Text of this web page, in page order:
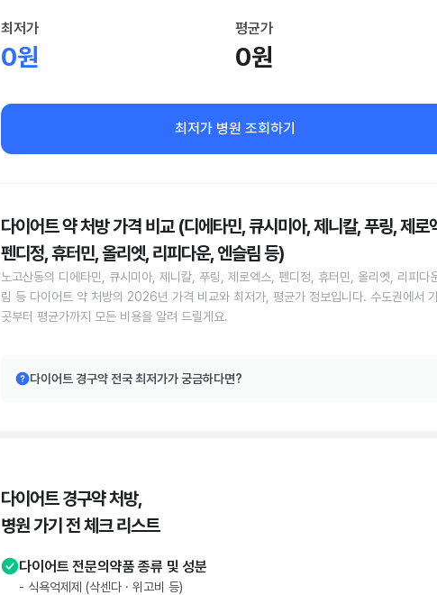
최저가
0원
평균가
0원
최저가 병원 조회하기
다이어트 약 처방 가격 비교 (디에타민, 큐시미아, 제니칼, 푸링, 제로
펜디정, 휴터민, 올리엣, 리피다운, 엔슬림 등)
노고산동의 디에타민, 큐시미아, 제니칼, 푸링, 제로엑스, 펜디정, 휴터민, 올리엣, 리피다
림 등 다이어트 약 처방의 2026년 가격 비교와 최저가, 평균가 정보입니다. 수도권에서
곳부터 평균가까지 모든 비용을 알려 드릴게요.
다이어트 경구약 전국 최저가가 궁금하다면?
다이어트 경구약 처방,
병원 가기 전 체크 리스트
다이어트 전문의약품 종류 및 성분
- 식욕억제제 (삭센다 · 위고비 등)